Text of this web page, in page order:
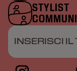
STYLIST
INSERISCI